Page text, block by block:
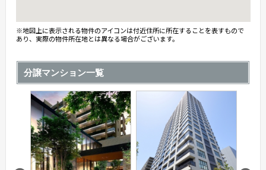
※地図上に表示される物件のアイコンは付近住所に所在することを表すもので
あり、実際の物件所在地とは異なる場合がございます。
分譲マンション一覧